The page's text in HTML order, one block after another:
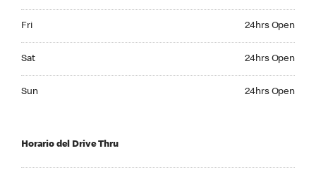
Fri 24hrs Open
Sat 24hrs Open
Sun 24hrs Open
Horario del Drive Thru